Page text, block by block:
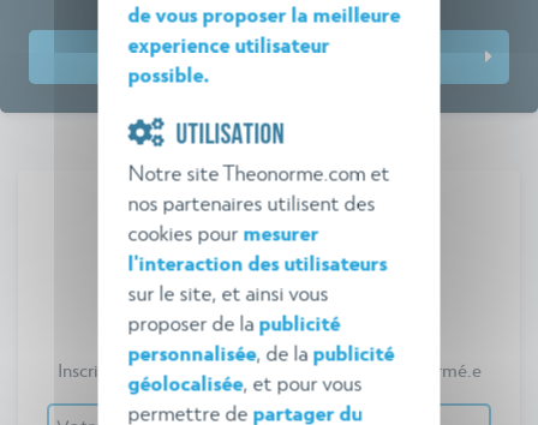
Prochaines dates et inscriptions
Veille réglementaire
Théo Norme
Inscrivez-vous gratuitement pour vous tenir informé.e
de vous proposer la meilleure
experience utilisateur
possible.
UTILISATION
Notre site Theonorme.com et
nos partenaires utilisent des
cookies pour mesurer
l'interaction des utilisateurs
sur le site, et ainsi vous
proposer de la publicité
personnalisée, de la publicité
géolocalisée, et pour vous
permettre de partager du